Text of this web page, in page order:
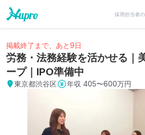
採用担当者
掲載終了まで、あと9日
労務・法務経験を活かせる｜
ープ｜IPO準備中
東京都渋谷区 年収 405〜600万円